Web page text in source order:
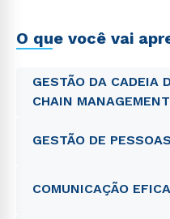
O que você vai
GESTÃO DA CADEIA
CHAIN MANAGEMENT
GESTÃO DE
COMUNICAÇÃO